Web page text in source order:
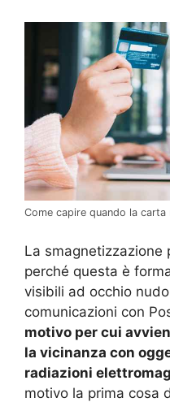
Come capire quando la
La smagnetizzazione
perché questa è
visibili ad occhio
comunicazioni con
motivo per cui
la vicinanza con
radiazioni
motivo la prima cosa